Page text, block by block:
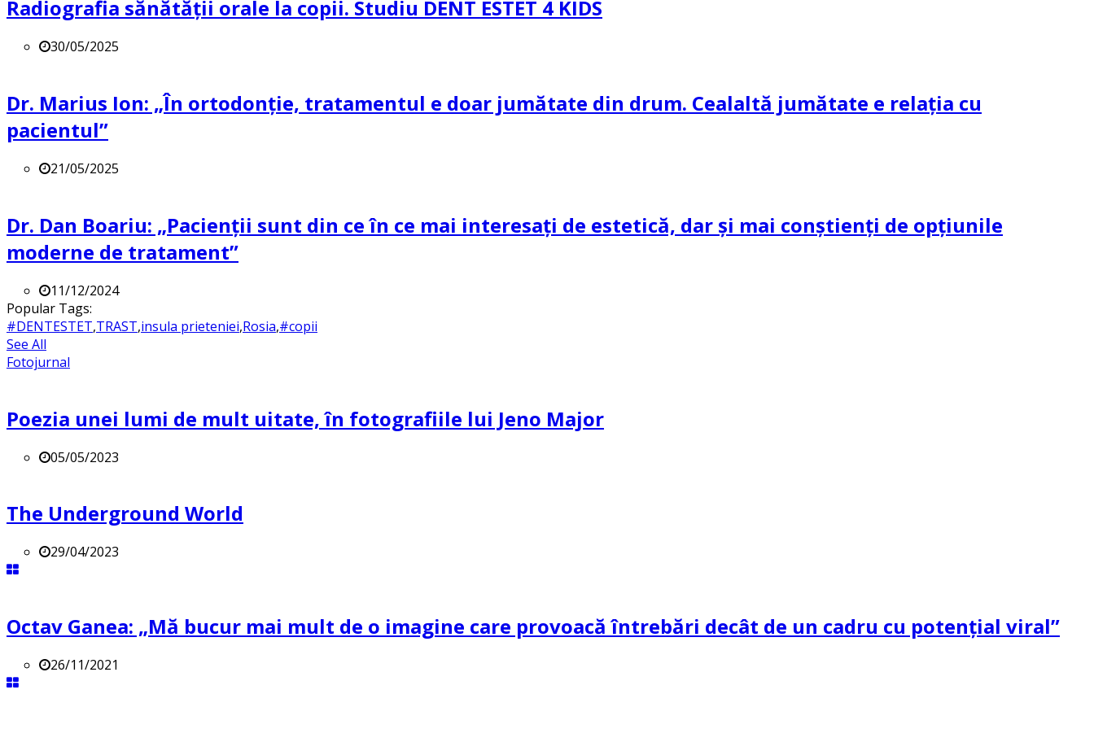
Radiografia sănătății orale la copii. Studiu DENT ESTET 4 KIDS
30/05/2025
Dr. Marius Ion: „În ortodonție, tratamentul e doar jumătate din drum. Cealaltă jumătate e relația cu
pacientul”
21/05/2025
Dr. Dan Boariu: „Pacienții sunt din ce în ce mai interesați de estetică, dar și mai conștienți de opțiunile
moderne de tratament”
11/12/2024
Popular Tags:
#DENTESTET,TRAST,insula prieteniei,Rosia,#copii
See All
Fotojurnal
Poezia unei lumi de mult uitate, în fotografiile lui Jeno Major
05/05/2023
The Underground World
29/04/2023
Octav Ganea: „Mă bucur mai mult de o imagine care provoacă întrebări decât de un cadru cu potenţial viral”
26/11/2021